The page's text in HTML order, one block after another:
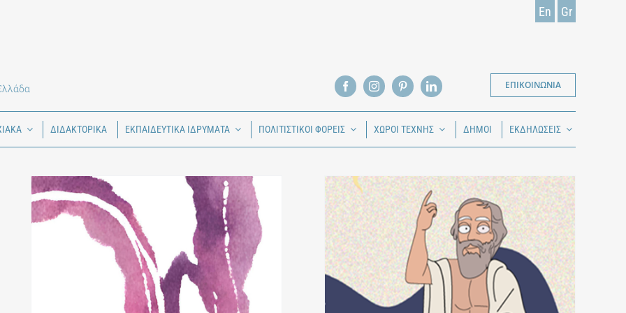
En Gr
ΕΠΙΚΟΙΝΩΝΙΑ
ΔΙΔΑΚΤΟΡΙΚΑ ΕΚΠΑΙΔΕΥΤΙΚΑ ΙΔΡΥΜΑΤΑ ΠΟΛΙΤΙΣΤΙΚΟΙ ΦΟΡΕΙΣ ΧΩΡΟΙ ΤΕΧΝΗΣ ΔΗΜΟΙ ΕΚΔΗΛΩΣΕΙΣ